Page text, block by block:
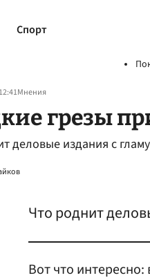
Спорт
Мнения
грезы
деловые издания с
Что роднит
Вот что интересно: